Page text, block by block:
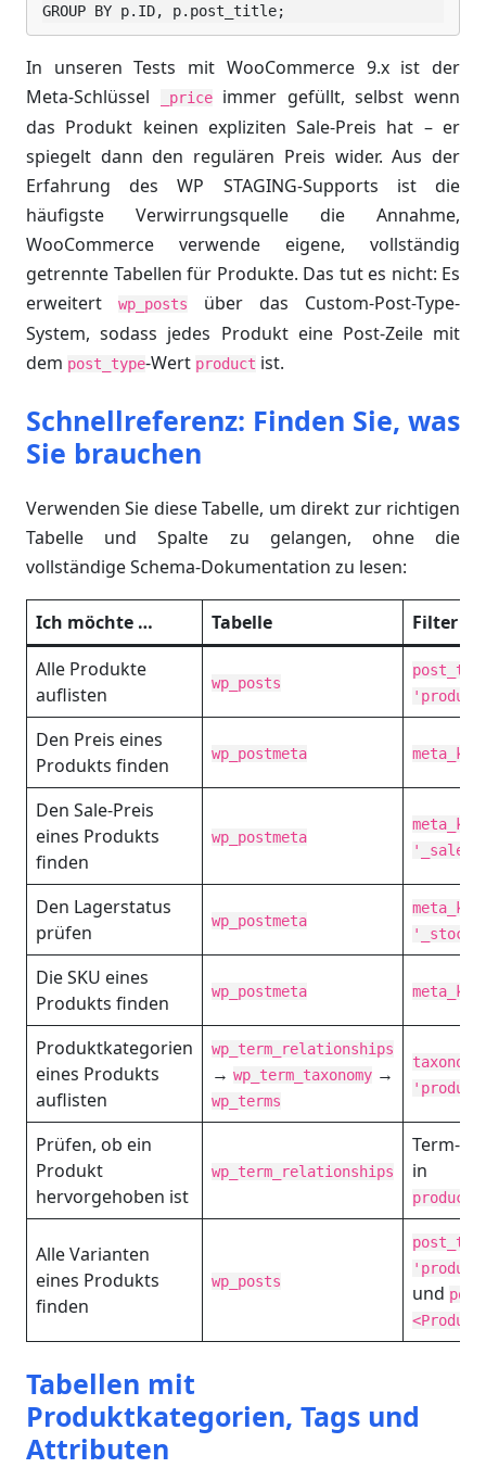
GROUP BY p.ID, p.post_title;
In unseren Tests mit WooCommerce 9.x ist der
Meta-Schlüssel
_priceimmer gefüllt, selbst wenn
das Produkt keinen expliziten Sale-Preis hat – er
spiegelt dann den regulären Preis wider. Aus der
Erfahrung des WP STAGING-Supports ist die
häufigste Verwirrungsquelle die Annahme,
WooCommerce verwende eigene, vollständig
getrennte Tabellen für Produkte. Das tut es nicht: Es
erweitert
wp_posts
über das Custom-Post-Type-
System, sodass jedes Produkt eine Post-Zeile mit
dem post_type-Wert product ist.
Schnellreferenz: Finden Sie, was
Sie brauchen
Verwenden Sie diese Tabelle, um direkt zur richtigen
Tabelle und Spalte zu gelangen, ohne die
vollständige Schema-Dokumentation zu lesen:
Ich möchte … Tabelle
Filter
Alle Produkte
auflisten
wp_posts
Den Preis eines
Produkts finden
wp_postmeta
Den Sale-Preis
eines Produkts
finden
wp_postmeta
Den Lagerstatus
prüfen
wp_postmeta
Die SKU eines
Produkts finden
wp_postmeta
Produktkategorien
eines Produkts
auflisten
wp_term_relationships
→ wp_term_taxonomy →
wp_terms
Prüfen, ob ein
Produkt
hervorgehoben ist
wp_term_relationships
Term-
in
Alle Varianten
eines Produkts
finden
wp_posts und
Tabellen mit
Produktkategorien, Tags und
Attributen